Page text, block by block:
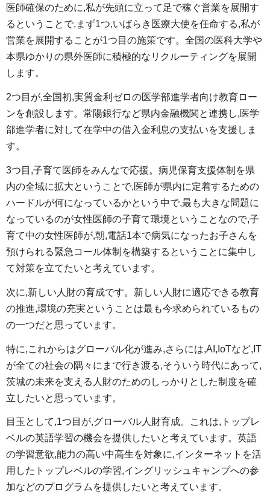
医師確保のために,私が先頭に立って足で稼ぐ営業を展開す
るということで,まず1つ,いばらき医療大使を任命する,私が
営業を展開することが1つ目の施策です。全国の医科大学や
本県ゆかりの県外医師に積極的なリクルーティングを展開
します。
2つ目が,全国初,実質金利ゼロの医学部進学者向け教育ロー
ンを創設します。常陽銀行など県内金融機関と連携し,医学
部進学者に対して在学中の借入金利息の支払いを支援しま
す。
3つ目,子育て医師をみんなで応援。病児保育支援体制を県
内の全域に拡大ということで,医師が県内に定着するための
ハードルが何になっているかという中で,最も大きな問題に
なっているのが女性医師の子育て環境ということなので,子
育て中の女性医師が,朝,電話1本で病気になったお子さんを
預けられる緊急コール体制を構築するということに集中し
て対策を立てたいと考えています。
次に,新しい人財の育成です。新しい人財に適応できる教育
の推進,環境の充実ということは最も今求められているもの
の一つだと思っています。
特に,これからはグローバル化が進み,さらには,AI,IoTなど,IT
が全ての社会の隅々にまで行き渡る,そういう時代にあって,
茨城の未来を支える人財のためのしっかりとした制度を確
立したいと思っています。
目玉として,1つ目が,グローバル人財育成。これは,トップレ
ベルの英語学習の機会を提供したいと考えています。英語
の学習意欲,能力の高い中高生を対象に,インターネットを活
用したトップレベルの学習,イングリッシュキャンプへの参
加などのプログラムを提供したいと考えています。